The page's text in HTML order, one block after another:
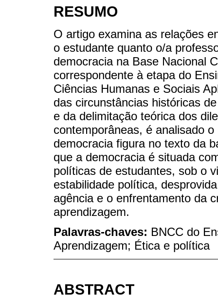
RESUMO
O artigo examina as relações
o estudante quanto o/a
democracia na Base Nacional
correspondente à etapa do
Ciências Humanas e Sociais
das circunstâncias históricas
e da delimitação teórica dos
contemporâneas, é analisado
democracia figura no texto da
que a democracia é situada
políticas de estudantes, sob o
estabilidade política,
agência e o enfrentamento da
aprendizagem.
Palavras-chaves: BNCC do
Aprendizagem; Ética e política
ABSTRACT